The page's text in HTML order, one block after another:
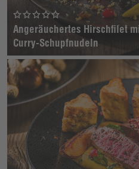
Angeräuchertes Hirschfilet
Curry-Schupfnudeln